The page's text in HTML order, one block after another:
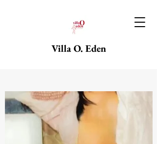
Villa O. Eden